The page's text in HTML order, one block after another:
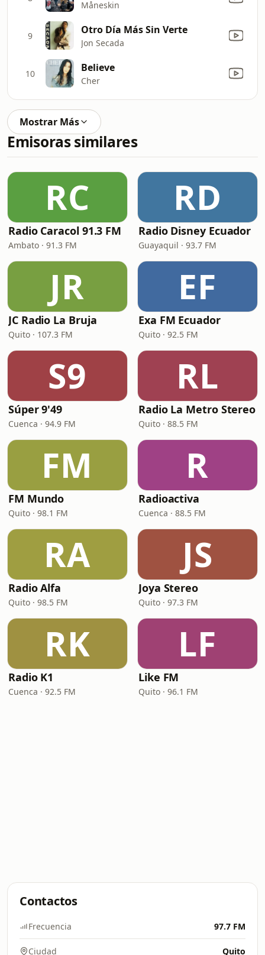
Måneskin
9 Otro Día Más Sin Verte
Jon Secada
10 Believe
Cher
Mostrar Más
Emisoras similares
RC
Radio Caracol 91.3 FM
Ambato · 91.3 FM
RD
Radio Disney Ecuador
Guayaquil · 93.7 FM
JR
JC Radio La Bruja
Quito · 107.3 FM
EF
Exa FM Ecuador
Quito · 92.5 FM
S9
Súper 9'49
Cuenca · 94.9 FM
RL
Radio La Metro Stereo
Quito · 88.5 FM
FM
FM Mundo
Quito · 98.1 FM
R
Radioactiva
Cuenca · 88.5 FM
RA
Radio Alfa
Quito · 98.5 FM
JS
Joya Stereo
Quito · 97.3 FM
RK
Radio K1
Cuenca · 92.5 FM
LF
Like FM
Quito · 96.1 FM
Contactos
Frecuencia 97.7 FM
Ciudad Quito